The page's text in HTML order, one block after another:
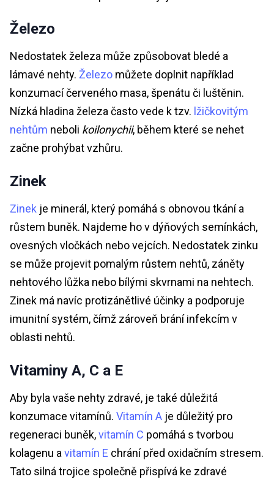
Železo
Nedostatek železa může způsobovat bledé a
lámavé nehty. Železo můžete doplnit například
konzumací červeného masa, špenátu či luštěnin.
Nízká hladina železa často vede k tzv. lžičkovitým
nehtům neboli koilonychii, během které se nehet
začne prohýbat vzhůru.
Zinek
Zinek je minerál, který pomáhá s obnovou tkání a
růstem buněk. Najdeme ho v dýňových semínkách,
ovesných vločkách nebo vejcích. Nedostatek zinku
se může projevit pomalým růstem nehtů, záněty
nehtového lůžka nebo bílými skvrnami na nehtech.
Zinek má navíc protizánětlivé účinky a podporuje
imunitní systém, čímž zároveň brání infekcím v
oblasti nehtů.
Vitaminy A, C a E
Aby byla vaše nehty zdravé, je také důležitá
konzumace vitamínů. Vitamín A je důležitý pro
regeneraci buněk,vitamín C pomáhá s tvorbou
kolagenu a vitamín E chrání před oxidačním stresem.
Tato silná trojice společně přispívá ke zdravé